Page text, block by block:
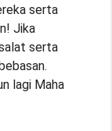
serta
Jika
serta
lagi Maha